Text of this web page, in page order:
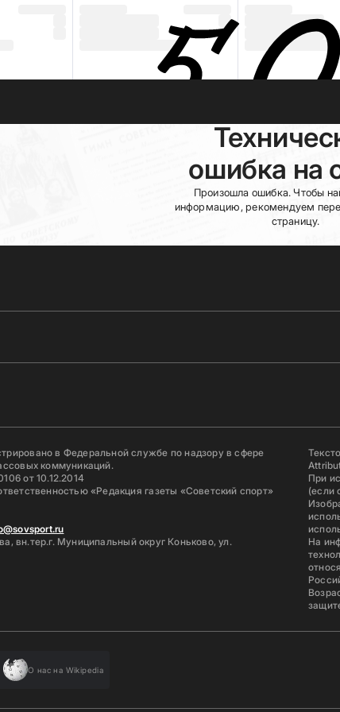
ошибка на
Произошла ошибка. Чтобы
информацию, рекомендуем
страницу.
в Федеральной службе по надзору в сфере
коммуникаций.
от 10.12.2014
«Редакция газеты «Советский спорт»
вн.тер.г. Муниципальный округ Коньково, ул.
При
(если
На
О нас на Wikipedia